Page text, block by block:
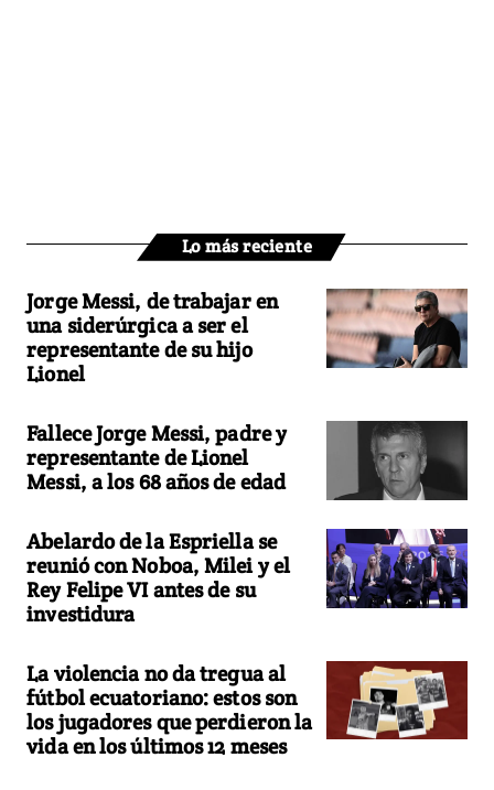
Lo más reciente
Jorge Messi, de trabajar en
una siderúrgica a ser el
representante de su hijo
Lionel
Fallece Jorge Messi, padre y
representante de Lionel
Messi, a los 68 años de edad
Abelardo de la Espriella se
reunió con Noboa, Milei y el
Rey Felipe VI antes de su
investidura
La violencia no da tregua al
fútbol ecuatoriano: estos son
los jugadores que perdieron la
vida en los últimos 12 meses